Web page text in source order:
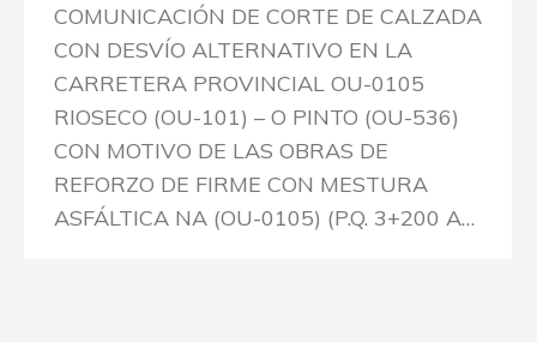
COMUNICACIÓN DE CORTE DE CALZADA
CON DESVÍO ALTERNATIVO EN LA
CARRETERA PROVINCIAL OU-0105
RIOSECO (OU-101) – O PINTO (OU-536)
CON MOTIVO DE LAS OBRAS DE
REFORZO DE FIRME CON MESTURA
ASFÁLTICA NA (OU-0105) (P.Q. 3+200 A…